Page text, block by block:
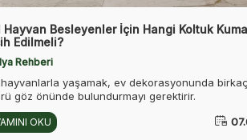
Hayvan Besleyenler İçin Hangi Koltuk
Edilmeli?
Rehberi
yaşamak, ev dekorasyonunda
göz önünde bulundurmayı gerektirir.
OKU